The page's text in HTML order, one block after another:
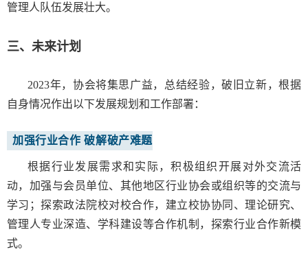
管理人队伍发展壮大。
三、未来计划
2023年，协会将集思广益，总结经验，破旧立新，根据
自身情况作出以下发展规划和工作部署：
加强行业合作 破解破产难题
根据行业发展需求和实际，积极组织开展对外交流活
动，加强与会员单位、其他地区行业协会或组织等的交流与
学习；探索政法院校对校合作，建立校协协同、理论研究、
管理人专业深造、学科建设等合作机制，探索行业合作新模
式。